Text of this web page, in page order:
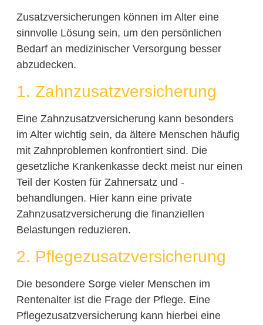
Zusatzversicherungen können im Alter eine
sinnvolle Lösung sein, um den persönlichen
Bedarf an medizinischer Versorgung besser
abzudecken.
1. Zahnzusatzversicherung
Eine Zahnzusatzversicherung kann besonders
im Alter wichtig sein, da ältere Menschen häufig
mit Zahnproblemen konfrontiert sind. Die
gesetzliche Krankenkasse deckt meist nur einen
Teil der Kosten für Zahnersatz und -
behandlungen. Hier kann eine private
Zahnzusatzversicherung die finanziellen
Belastungen reduzieren.
2. Pflegezusatzversicherung
Die besondere Sorge vieler Menschen im
Rentenalter ist die Frage der Pflege. Eine
Pflegezusatzversicherung kann hierbei eine